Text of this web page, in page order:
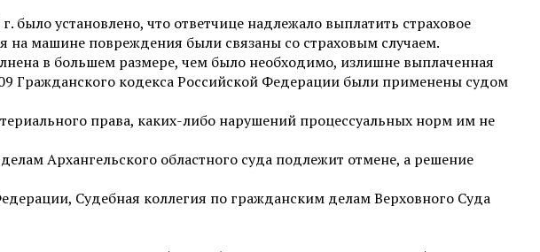
установлено, что ответчице надлежало выплатить страховое
на машине повреждения были связаны со страховым случаем.
в большем размере, чем было необходимо, излишне выплаченная
Гражданского кодекса Российской Федерации были применены судом
права, каких-либо нарушений процессуальных норм им не
Архангельского областного суда подлежит отмене, а решение
Судебная коллегия по гражданским делам Верховного Суда